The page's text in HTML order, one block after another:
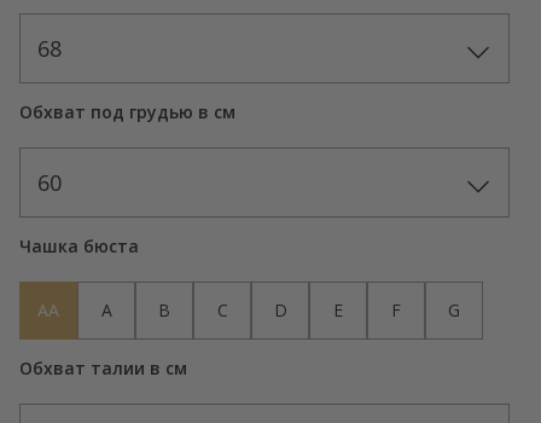
68
Обхват под грудью в см
60
Чашка бюста
AA A B C D E F G
Обхват талии в см